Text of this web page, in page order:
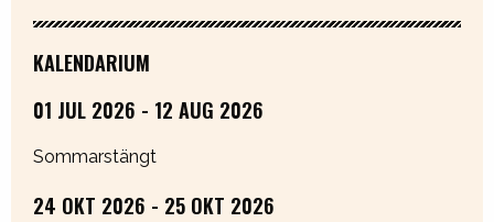
KALENDARIUM
01 JUL 2026 - 12 AUG 2026
Sommarstängt
24 OKT 2026 - 25 OKT 2026